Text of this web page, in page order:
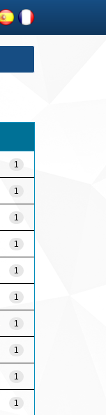
1
1
1
1
1
1
1
1
1
1